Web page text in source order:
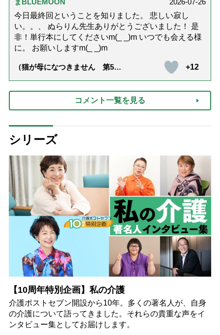
まBLUEMOON
2026-07-26
今日最終回ということを知りました。 悲しい寂し
い。。、 ぬらりん先生ありがとうございました！ 是
非！単行本にしてくださいm(_ _)m いつでも会える様
に。 お願いしますm(_ _)m
（猫が母になつきません 第500
+12
コメント一覧を見る
シリーズ
【10周年特別企画】私の介護
介護ポストセブン開設から10年。多くの著名人が、自身
の介護について語ってきました。それらの貴重な声をイ
ンタビュー集としてお届けします。